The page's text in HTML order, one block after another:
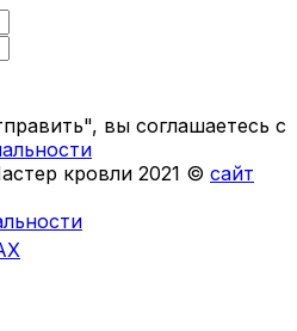
вы соглашаетесь с
кровли 2021 © сайт